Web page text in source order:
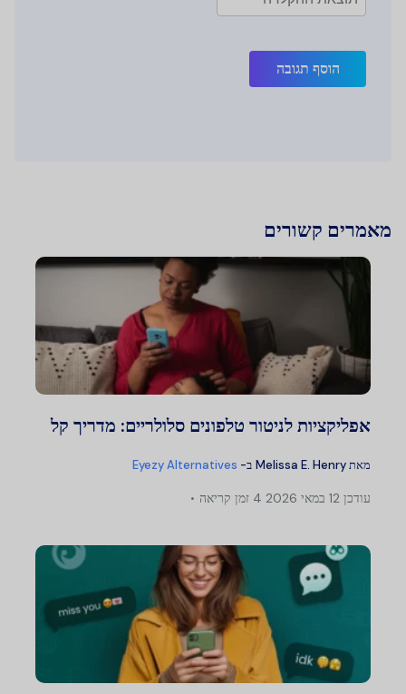
הוסף תגובה
מאמרים קשורים
אפליקציות לניטור טלפונים סלולריים: מדריך קל
מאתMelissa E. Henry ב- Eyezy Alternatives
עודכן 4 זמן קריאה